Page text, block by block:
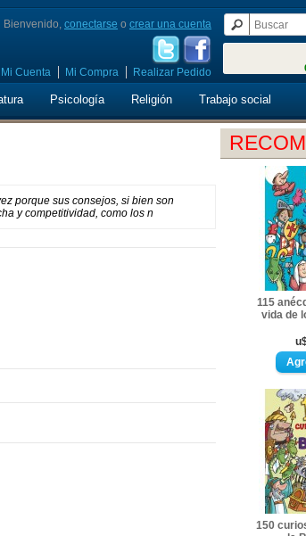
Bienvenido, conectarse o crear una cuenta
Mi Cuenta Mi Compra Realizar Pedido
Psicología Religión Trabajo social
115
vida de
150
porque sus consejos, si bien son
y competitividad, como los n